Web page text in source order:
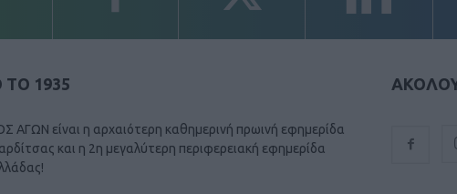
1935
ΑΓΩΝ είναι η αρχαιότερη καθημερινή πρωινή εφημερίδα
και η 2η μεγαλύτερη περιφερειακή εφημερίδα